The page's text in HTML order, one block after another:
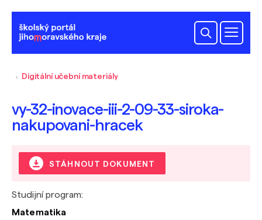
Digitální učební materiály
vy-32-inovace-iii-2-09-33-siroka-
nakupovani-hracek
STÁHNOUT DOKUMENT
Studijní program:
Matematika